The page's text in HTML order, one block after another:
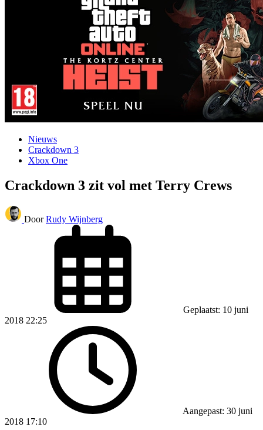
Nieuws
Crackdown 3
Xbox One
Crackdown 3 zit vol met Terry Crews
Door Rudy Wijnberg
Geplaatst: 10 juni
2018 22:25
Aangepast: 30 juni
2018 17:10